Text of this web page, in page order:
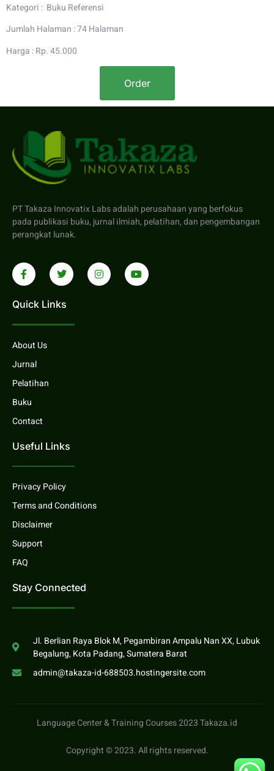
Kategori : Buku Referensi
Jumlah Halaman : 74 Halaman
Harga : Rp. 45.000
Order
PT Takaza Innovatix Labs adalah perusahaan yang berfokus
pada publikasi buku, jurnal ilmiah, pelatihan, dan pengembangan
perangkat lunak.
Quick Links
About Us
Jurnal
Pelatihan
Buku
Contact
Useful Links
Privacy Policy
Terms and Conditions
Disclaimer
Support
FAQ
Stay Connected
Jl. Berlian Raya Blok M, Pegambiran Ampalu Nan XX, Lubuk
Begalung, Kota Padang, Sumatera Barat
admin@takaza-id-688503.hostingersite.com
Language Center & Training Courses 2023 Takaza.id
Copyright © 2023. All rights reserved.